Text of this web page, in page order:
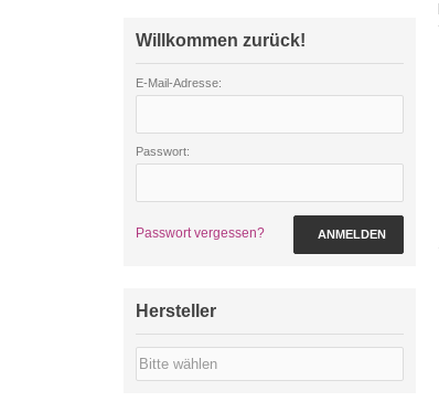
Willkommen zurück!
E-Mail-Adresse:
Passwort:
Passwort vergessen? ANMELDEN
Hersteller